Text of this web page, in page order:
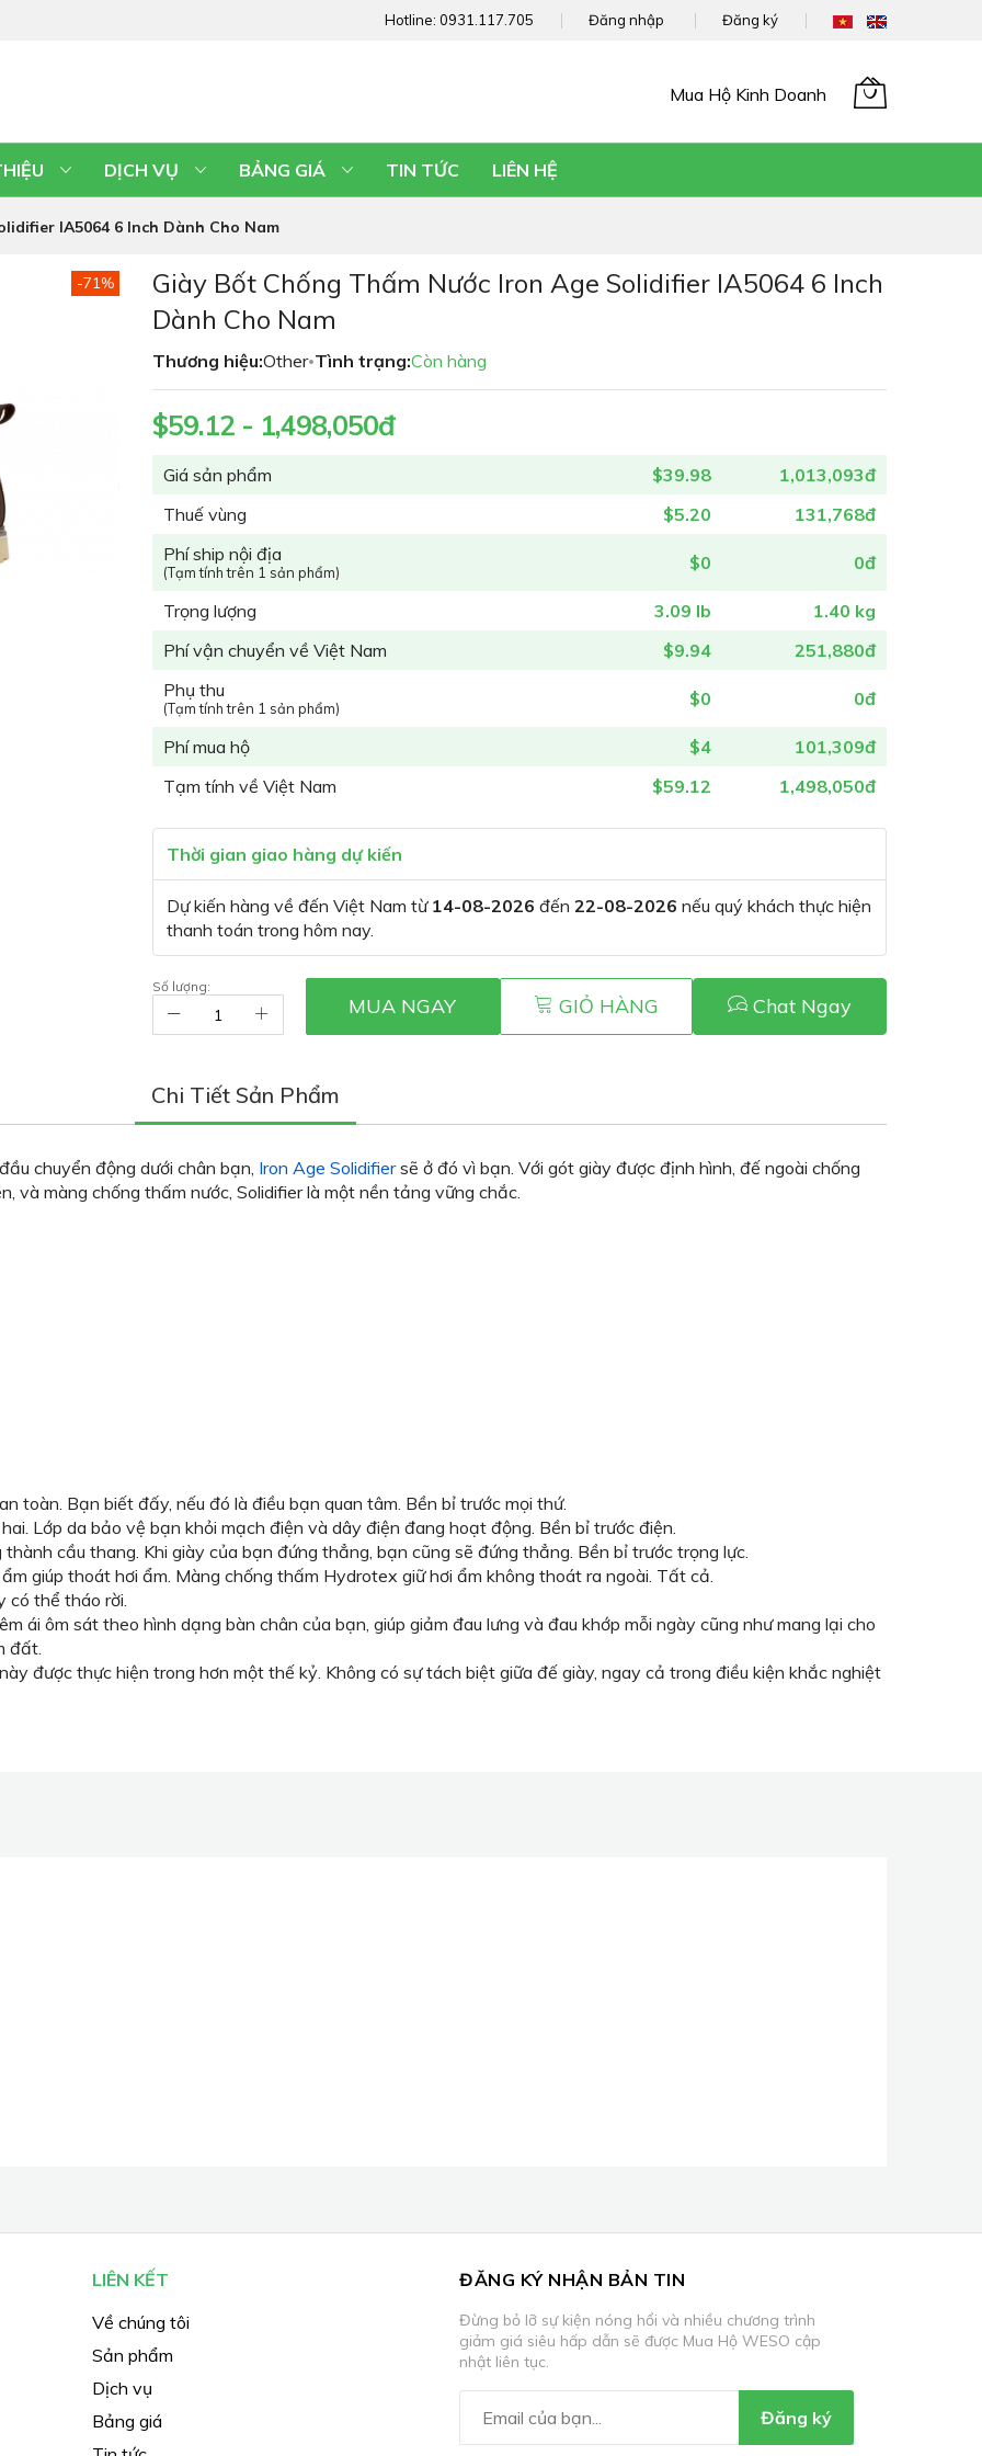
Hotline: 0931.117.705 Đăng nhập Đăng ký
Mua Hộ Kinh Doanh
DỊCH VỤ BẢNG GIÁ TIN TỨC
LIÊN HỆ
IA5064 6 Inch Dành Cho Nam
-71%
Giày Bốt Chống Thấm Nước Iron Age Solidifier IA5064 6 Inch
Dành Cho Nam
Thương hiệu:Other•Tình trạng:Còn hàng
Giá sản phẩm $39.98
1,013,093đ
Thuế vùng
$5.20
131,768đ
Phí ship nội địa
(Tạm tính trên 1 sản phẩm) $0 0đ
Trọng lượng 3.09 lb
1.40 kg
Phí vận chuyển về Việt Nam
$9.94
251,880đ
Phụ thu
(Tạm tính trên 1 sản phẩm) $0 0đ
Phí mua hộ $4
101,309đ
Tạm tính về Việt Nam
$59.12 1,498,050đ
$59.12 - 1,498,050đ
Thời gian giao hàng dự kiến
Dự kiến hàng về đến Việt Nam từ 14-08-2026 đến 22-08-2026 nếu quý khách thực hiện
thanh toán trong hôm nay.
Số lượng:
MUA NGAY GIỎ HÀNG Chat Ngay
Chi Tiết Sản Phẩm
chuyển động dưới chân bạn, Iron Age Solidifiersẽ ở đó vì bạn. Với gót giày được định hình, đế ngoài chống
và màng chống thấm nước, Solidifier là một nền tảng vững chắc.
toàn. Bạn biết đấy, nếu đó là điều bạn quan tâm. Bền bỉ trước mọi thứ.
Lớp da bảo vệ bạn khỏi mạch điện và dây điện đang hoạt động. Bền bỉ trước điện.
cầu thang. Khi giày của bạn đứng thẳng, bạn cũng sẽ đứng thẳng. Bền bỉ trước trọng lực.
giúp thoát hơi ẩm. Màng chống thấm Hydrotex giữ hơi ẩm không thoát ra ngoài. Tất cả.
có thể tháo rời.
ái ôm sát theo hình dạng bàn chân của bạn, giúp giảm đau lưng và đau khớp mỗi ngày cũng như mang lại cho
đất.
được thực hiện trong hơn một thế kỷ. Không có sự tách biệt giữa đế giày, ngay cả trong điều kiện khắc nghiệt
LIÊN KẾT
Về chúng tôi
Sản phẩm
Dịch vụ
Bảng giá
ĐĂNG KÝ NHẬN BẢN TIN
Đừng bỏ lỡ sự kiện nóng hổi và nhiều chương trình
giảm giá siêu hấp dẫn sẽ được Mua Hộ WESO cập
nhật liên tục.
Đăng ký